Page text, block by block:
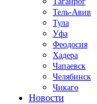
Тель-Авив
Тула
Уфа
Феодосия
Хадера
Чапаевск
Челябинск
Чикаго
Новости